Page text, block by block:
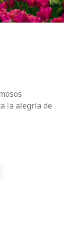
la alegría de